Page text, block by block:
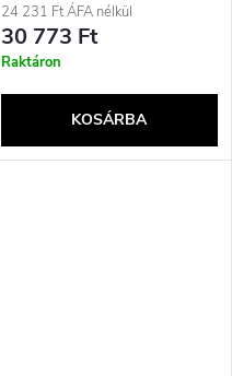
24 231 Ft ÁFA nélkül
30 773 Ft
Raktáron
KOSÁRBA